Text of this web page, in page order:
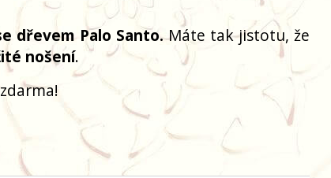
dřevem Palo Santo.Máte tak jistotu, že
nošení.